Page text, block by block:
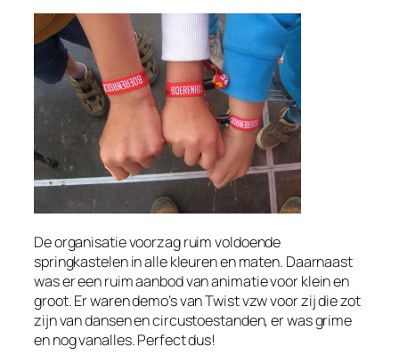
De organisatie voorzag ruim voldoende
springkastelen in alle kleuren en maten. Daarnaast
was er een ruim aanbod van animatie voor klein en
groot. Er waren demo’s van Twist vzw voor zij die zot
zijn van dansen en circustoestanden, er was grime
en nog vanalles. Perfect dus!